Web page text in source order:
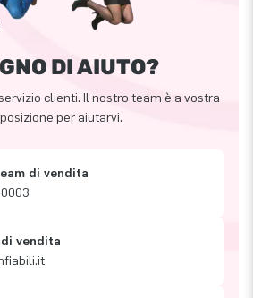
DI AIUTO?
clienti. Il nostro team è a vostra
per aiutarvi.
di vendita
vendita